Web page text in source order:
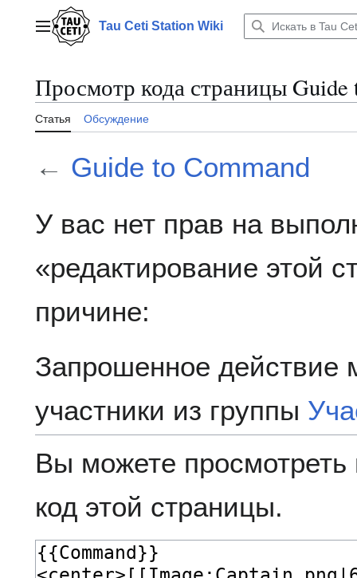
содержаниюГлавное менюTau Ceti Station Wiki
Просмотр кода страницы Guide
Статья Обсуждение
← Guide to Command
У вас нет прав на
«редактирование этой
причине:
Запрошенное действие
участники из группы
Вы можете просмотреть
код этой страницы.